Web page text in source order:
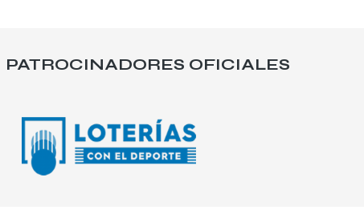
PATROCINADORES OFICIALES